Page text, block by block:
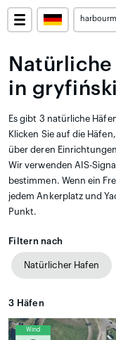
Natürliche
in gryfiński
Es gibt 3 natürliche
Klicken Sie auf die
über deren
Wir verwenden AIS-
bestimmen. Wenn ein
jedem Ankerplatz und
Punkt.
Filtern nach
Natürlicher Hafen
3 Häfen
Wind